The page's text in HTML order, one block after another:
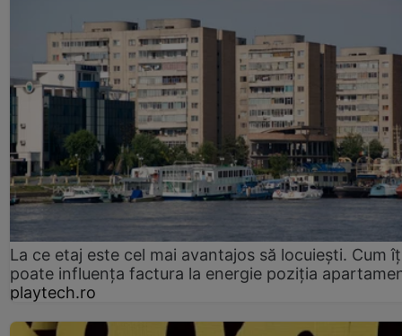
La ce etaj este cel mai avantajos să locuiești. Cum
poate influența factura la energie poziția
playtech.ro